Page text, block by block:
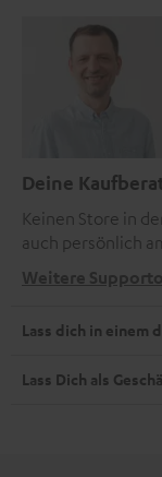
Deine
Keinen Store in
auch persönlich
Weitere
Lass dich in einem
Lass Dich als